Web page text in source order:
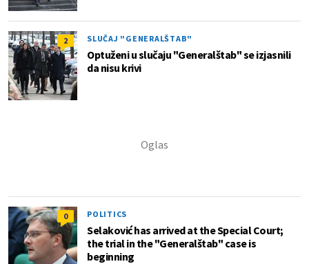
2 SLUČAJ "GENERALŠTAB"
Optuženi u slučaju "Generalštab" se izjasnili
da nisu krivi
0 POLITICS
Selaković has arrived at the Special Court;
the trial in the "Generalštab" case is
beginning